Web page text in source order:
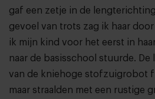
gaf een zetje in de
gevoel van trots zag ik haar
ik mijn kind voor het eerst in
naar de basisschool stuurde.
van de kniehoge stofzuigrobot
maar straalden met een rustige